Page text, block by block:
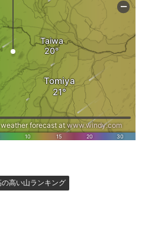
高い山ランキング